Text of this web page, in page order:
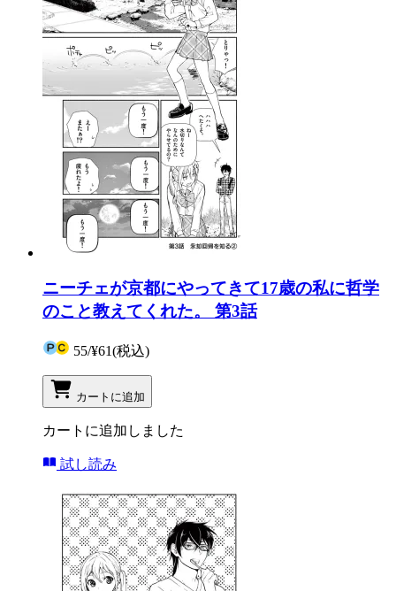
ニーチェが京都にやってきて17歳の私に哲学
のこと教えてくれた。 第3話
55/¥61(税込)
カートに追加
カートに追加しました
試し読み